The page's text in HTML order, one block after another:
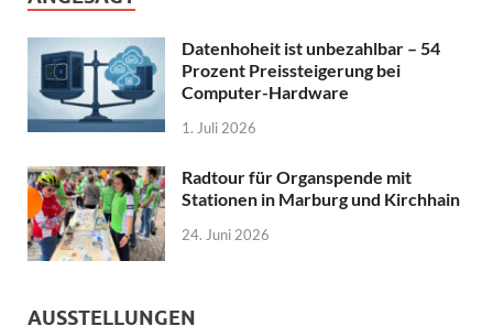
Datenhoheit ist unbezahlbar – 54
Prozent Preissteigerung bei
Computer-Hardware
1. Juli 2026
Radtour für Organspende mit
Stationen in Marburg und Kirchhain
24. Juni 2026
AUSSTELLUNGEN